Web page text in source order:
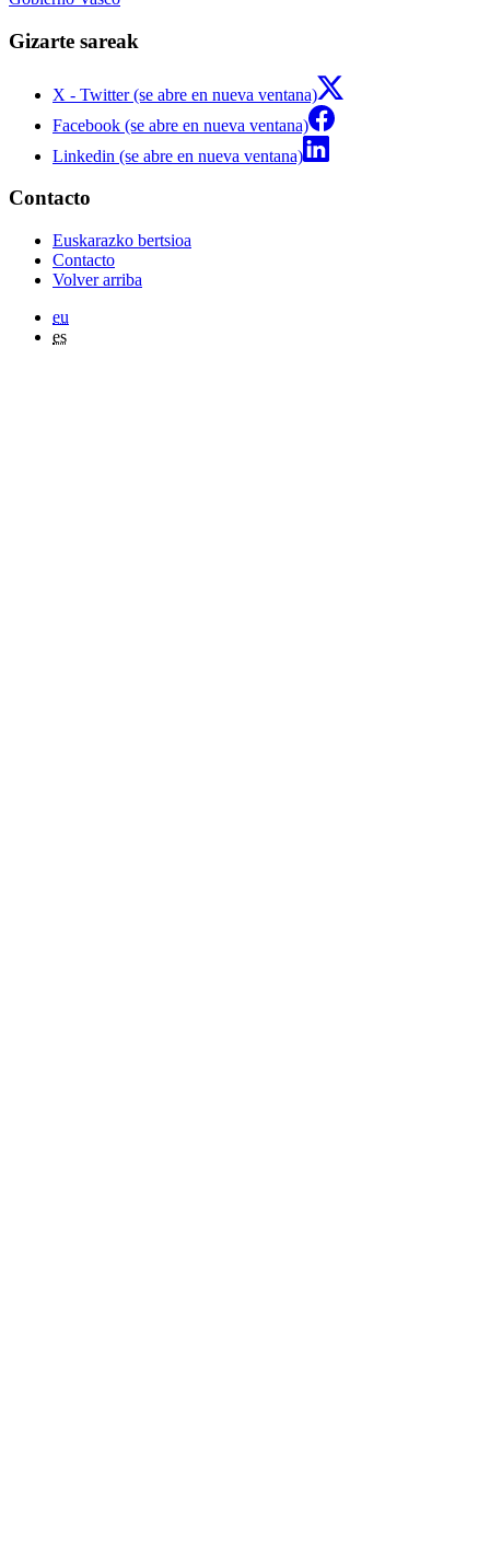
Gizarte sareak
X - Twitter (se abre en nueva ventana)
Facebook (se abre en nueva ventana)
Linkedin (se abre en nueva ventana)
Contacto
Euskarazko bertsioa
Contacto
Volver arriba
eu
es